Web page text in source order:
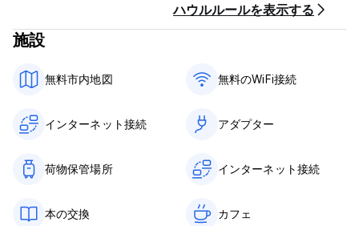
SNCF ニース ヴィル駅から徒歩 15 分、ニース国際空港からバス
モナコ行きのバスはホステル (ニース港) からわずか 15 ～ 20 分
同じ駅からカンヌ、アンティーブ、エズ村、グラース、サンポー
ル・ド・ヴァンス、マントン行きのバスも1本出ています。バスの
レモ、ボルディゲーラ
ハウルルールを表示する
施設
無料市内地図 無料のWiFi接続
インターネット接続 アダプター
荷物保管場所 インターネット接続
本の交換 カフェ